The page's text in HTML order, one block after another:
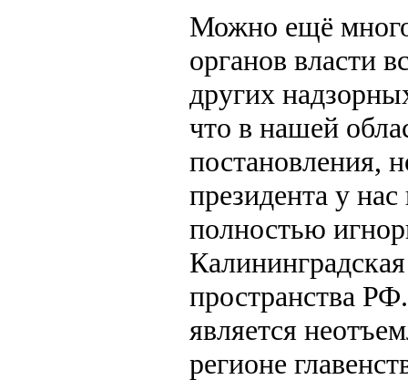
Можно ещё
органов власти
других
что в нашей
постановления,
президента у
полностью
пространства
является
регионе